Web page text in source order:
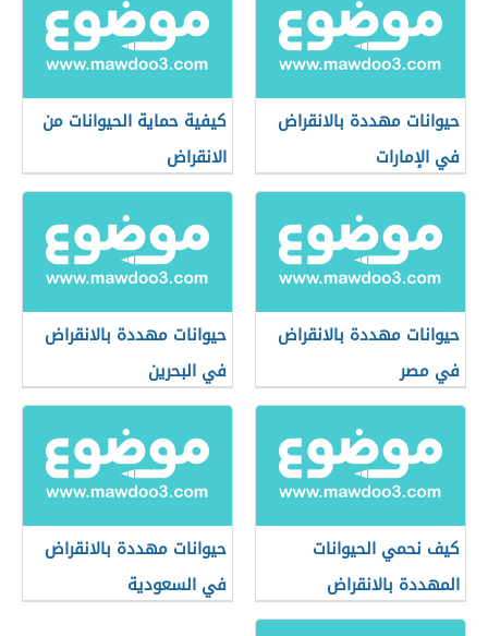
حيوانات مهددة بالانقراض
في الإمارات
كيفية حماية الحيوانات من
الانقراض
حيوانات مهددة بالانقراض
في مصر
حيوانات مهددة بالانقراض
في البحرين
كيف نحمي الحيوانات
المهددة بالانقراض
حيوانات مهددة بالانقراض
في السعودية